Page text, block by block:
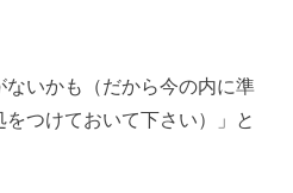
いかも（だから今の内に準
つけておいて下さい）」と